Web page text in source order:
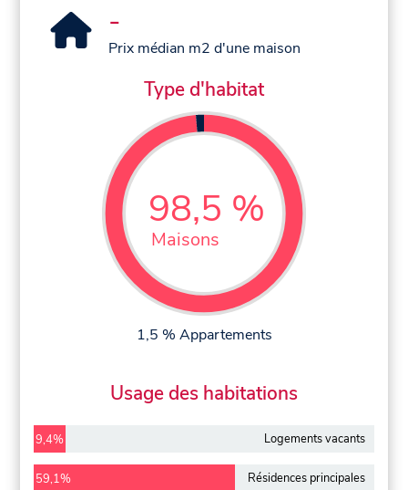
-
Prix médian m2 d'une maison
Type d'habitat
98,5 %
Maisons
1,5 % Appartements
Usage des habitations
9,4% Logements vacants
59,1% Résidences principales